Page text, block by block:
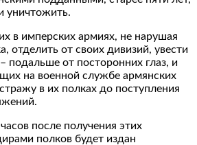
уничтожить.
в имперских армиях, не нарушая
отделить от своих дивизий, увести
подальше от посторонних глаз, и
на военной службе армянских
в их полках до поступления
после получения этих
полков будет издан